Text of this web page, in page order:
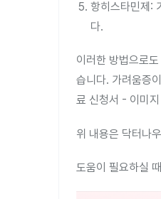
항히스타민제:
다.
이러한 방법으로
습니다. 가려움증
료 신청서 - 이미
위 내용은 닥터나
도움이 필요하실